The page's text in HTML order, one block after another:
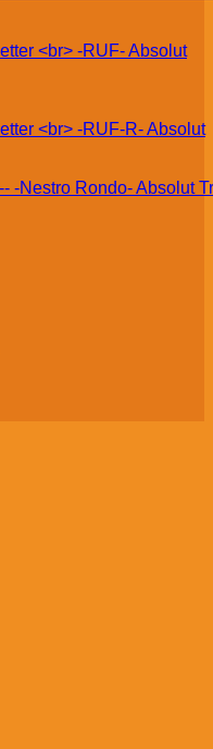
Absolut
Absolut
Absolut